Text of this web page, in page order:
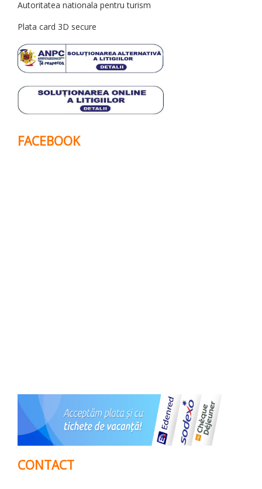
Autoritatea nationala pentru turism
Plata card 3D secure
FACEBOOK
CONTACT